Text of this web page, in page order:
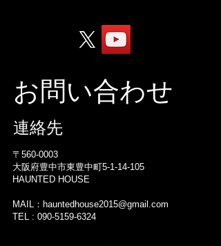
お問い合わせ
連絡先
〒560-0003
大阪府豊中市東豊中町5-1-14-105
HAUNTED HOUSE
MAIL： hauntedhouse2015@gmail.com
TEL : 090-5159-6324